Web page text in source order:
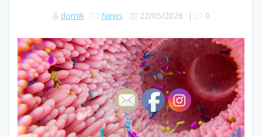
domik News 22/05/2026 | 0